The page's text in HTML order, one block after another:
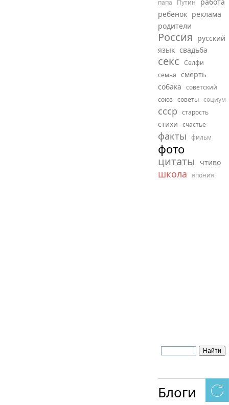
папа Путин
ребенок реклама
родители
Россия русский
язык свадьба
секс Селфи
семья смерть
собака советский
союз советы социум
ссср старость
стихи счастье
факты фильм
фото
цитаты чтиво
школа япония
Блоги